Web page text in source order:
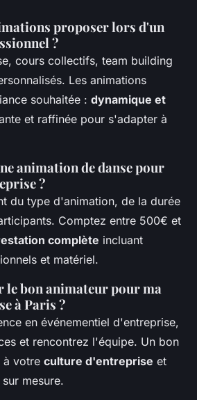
proposer lors d'un
?
cours collectifs, team building
Les animations
souhaitée : dynamique et
et raffinée pour s'adapter à
animation de danse pour
?
du type d'animation, de la durée
Comptez entre 500€ et
complète incluant
et matériel.
le bon animateur pour ma
à Paris ?
en événementiel d'entreprise,
et rencontrez l'équipe. Un bon
à votre culture d'entreprise et
mesure.